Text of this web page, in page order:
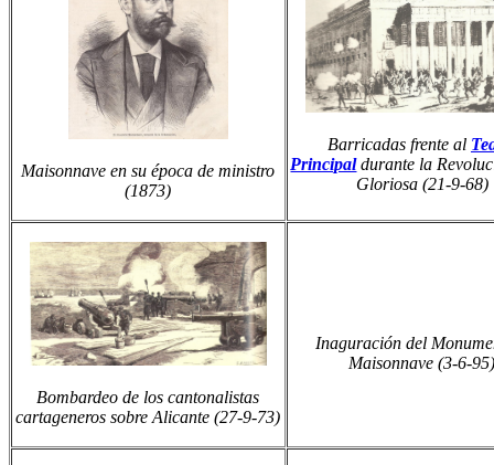
Maisonnave en su época de ministro
(1873)
Barricadas frente al
Principaldurante la
Gloriosa (21-9-68)
Bombardeo de los cantonalistas
cartageneros sobre Alicante (27-9-73)
Inaguración del
Maisonnave (3-6-